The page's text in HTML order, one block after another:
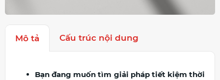
Mô tả Cấu trúc nội dung
Bạn đang muốn tìm giải pháp tiết kiệm thời